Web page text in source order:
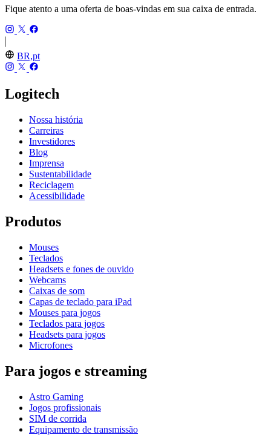
Fique atento a uma oferta de boas-vindas em sua caixa de entrada.
BR,pt
Logitech
Nossa história
Carreiras
Investidores
Blog
Imprensa
Sustentabilidade
Reciclagem
Acessibilidade
Produtos
Mouses
Teclados
Headsets e fones de ouvido
Webcams
Caixas de som
Capas de teclado para iPad
Mouses para jogos
Teclados para jogos
Headsets para jogos
Microfones
Para jogos e streaming
Astro Gaming
Jogos profissionais
SIM de corrida
Equipamento de transmissão